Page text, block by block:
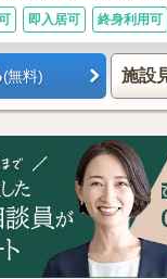
即入居可 終身利用可
(無料) 施設